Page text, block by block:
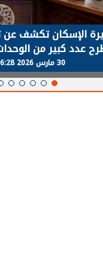
الإسكان تكشف عن
عدد كبير من
بنظام الإيجار